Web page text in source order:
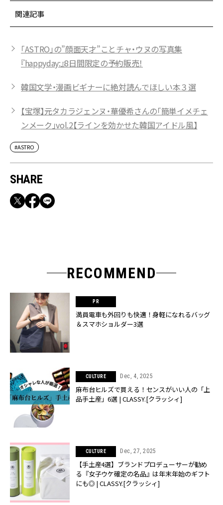
関連記事
「ASTRO」の”顔面天才”ことチャ・ウヌの写真集
『happyday:』8日間限定の予約販売！
韓国文学・漫画ビギナーに絶対読んでほしい本３選
【宝塚】元タカラジェンヌ・華優希さんの「簡単イメチェ
ンメーク」vol.2【ラインを効かせた韓国アイドル風】
#ASTRO
SHARE
RECOMMEND
満員電車も外回りも快適！身軽になれるバッグ
＆スマホショルダー3選
CULTURE Dec, 4, 2025
麻布台ヒルズで買える！センスがいい人の「上
品手土産」6選 | CLASSY.[クラッシィ]
CULTURE Dec, 27, 2025
【手土産4選】ブランドプロデューサーが勧め
る『女子ウケ確定の名品』は年末年始のギフト
にも◎ | CLASSY.[クラッシィ]